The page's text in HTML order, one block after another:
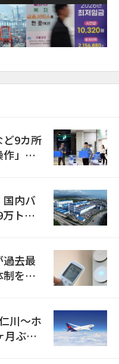
ど9カ所
」の
国内バ
トン
去最
を点
川〜ホ
ぶり